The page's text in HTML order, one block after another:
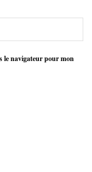
le navigateur pour mon